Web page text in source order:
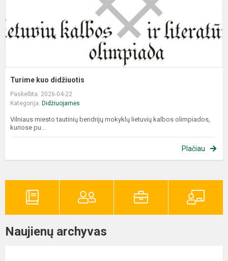
Turime kuo didžiuotis
Paskelbta: 2026-04-22
Kategorija: Didžiuojamės
Vilniaus miesto tautinių bendrijų mokyklų lietuvių kalbos olimpiados,
kuriose pu...
Plačiau
Naujienų archyvas